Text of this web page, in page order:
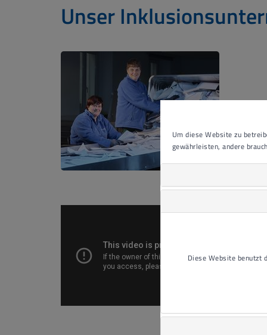
Unser
Um diese Website zu
gewährleisten, andere
Diese Website benutzt